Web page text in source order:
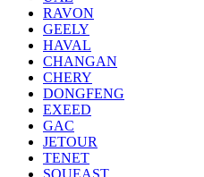
RAVON
GEELY
HAVAL
CHANGAN
CHERY
DONGFENG
EXEED
GAC
JETOUR
TENET
SOUEAST